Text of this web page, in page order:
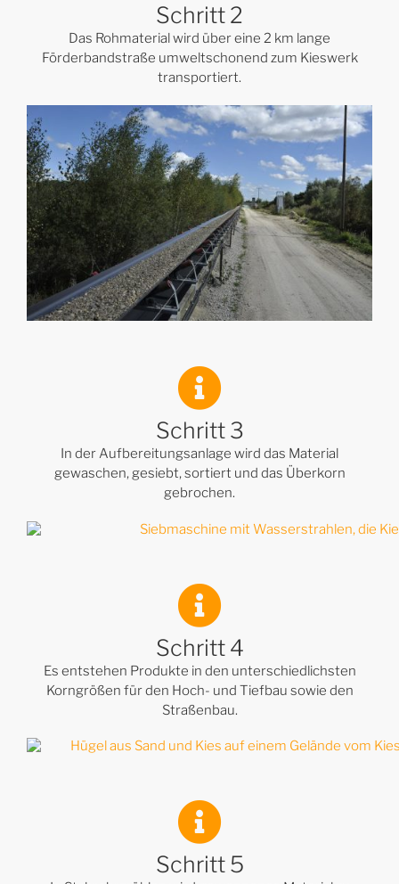
Schritt 2
Das Rohmaterial wird über eine 2 km lange
Förderbandstraße umweltschonend zum Kieswerk
transportiert.
Schritt 3
In der Aufbereitungsanlage wird das Material
gewaschen, gesiebt, sortiert und das Überkorn
gebrochen.
Schritt 4
Es entstehen Produkte in den unterschiedlichsten
Korngrößen für den Hoch- und Tiefbau sowie den
Straßenbau.
Schritt 5